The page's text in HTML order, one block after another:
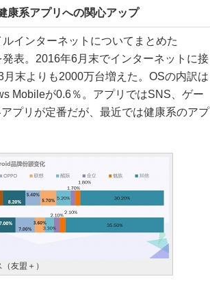
康系アプリへの関心アップ
インターネットについてまとめた
表。2016年6月末でインターネットに接
末よりも2000万台増えた。OSの内訳は
Mobileが0.6％。アプリではSNS、ゲー
プリが定番だが、最近では健康系のアプ
友盟＋）